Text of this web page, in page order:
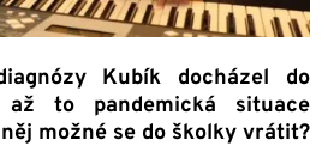
Kubík docházel do
až to pandemická situace
možné se do školky vrátit?